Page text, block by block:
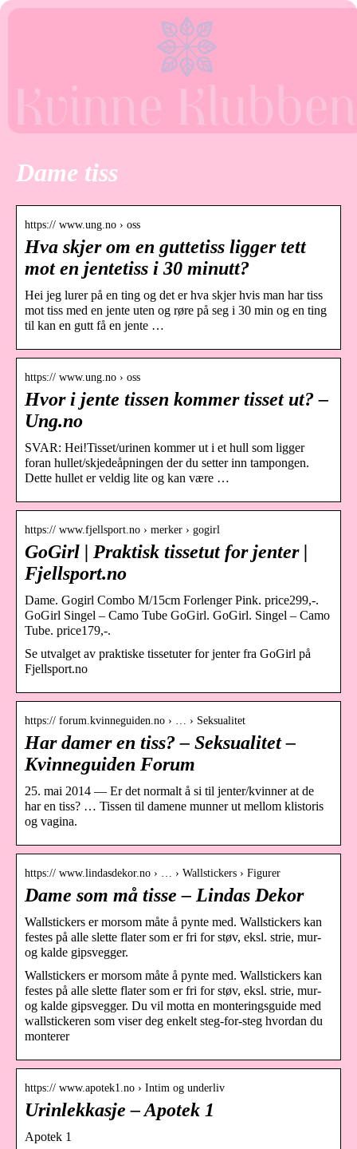
Dame tiss
https:// www.ung.no › oss
Hva skjer om en guttetiss ligger tett
mot en jentetiss i 30 minutt?
Hei jeg lurer på en ting og det er hva skjer hvis man har tiss
mot tiss med en jente uten og røre på seg i 30 min og en ting
til kan en gutt få en jente …
https:// www.ung.no › oss
Hvor i jente tissen kommer tisset ut? –
Ung.no
SVAR: Hei!Tisset/urinen kommer ut i et hull som ligger
foran hullet/skjedeåpningen der du setter inn tampongen.
Dette hullet er veldig lite og kan være …
https:// www.fjellsport.no › merker › gogirl
GoGirl | Praktisk tissetut for jenter |
Fjellsport.no
Dame. Gogirl Combo M/15cm Forlenger Pink. price299,-.
GoGirl Singel – Camo Tube GoGirl. GoGirl. Singel – Camo
Tube. price179,-.
Se utvalget av praktiske tissetuter for jenter fra GoGirl på
Fjellsport.no
https:// forum.kvinneguiden.no › … › Seksualitet
Har damer en tiss? – Seksualitet –
Kvinneguiden Forum
25. mai 2014 — Er det normalt å si til jenter/kvinner at de
har en tiss? … Tissen til damene munner ut mellom klistoris
og vagina.
https:// www.lindasdekor.no › … › Wallstickers › Figurer
Dame som må tisse – Lindas Dekor
Wallstickers er morsom måte å pynte med. Wallstickers kan
festes på alle slette flater som er fri for støv, eksl. strie, mur-
og kalde gipsvegger.
Wallstickers er morsom måte å pynte med. Wallstickers kan
festes på alle slette flater som er fri for støv, eksl. strie, mur-
og kalde gipsvegger. Du vil motta en monteringsguide med
wallstickeren som viser deg enkelt steg-for-steg hvordan du
monterer
https:// www.apotek1.no › Intim og underliv
Urinlekkasje – Apotek 1
Apotek 1